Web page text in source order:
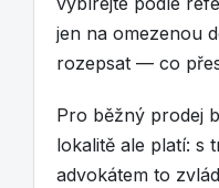
jen na omezenou
rozepsat — co
Pro běžný prodej
lokalitě ale platí: s
advokátem to